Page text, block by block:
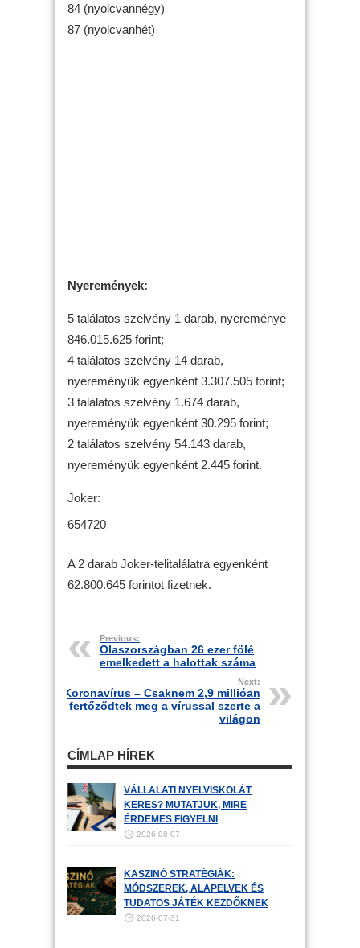
84 (nyolcvannégy)
87 (nyolcvanhét)
Nyeremények:
5 találatos szelvény 1 darab, nyereménye
846.015.625 forint;
4 találatos szelvény 14 darab,
nyereményük egyenként 3.307.505 forint;
3 találatos szelvény 1.674 darab,
nyereményük egyenként 30.295 forint;
2 találatos szelvény 54.143 darab,
nyereményük egyenként 2.445 forint.
Joker:
654720
A 2 darab Joker-telitalálatra egyenként
62.800.645 forintot fizetnek.
Previous:
Olaszországban 26 ezer fölé
emelkedett a halottak száma
Next:
Koronavírus – Csaknem 2,9 millióan
fertőződtek meg a vírussal szerte a
világon
CÍMLAP HÍREK
VÁLLALATI NYELVISKOLÁT
KERES? MUTATJUK, MIRE
ÉRDEMES FIGYELNI
2026-08-07
KASZINÓ STRATÉGIÁK:
MÓDSZEREK, ALAPELVEK ÉS
TUDATOS JÁTÉK KEZDŐKNEK
2026-07-31